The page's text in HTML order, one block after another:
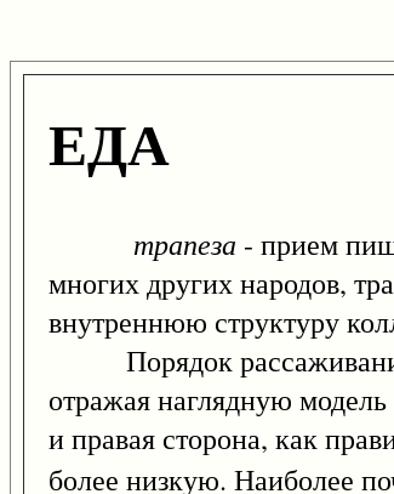
ЕДА
трапеза - прием
многих других народов,
внутреннюю структуру
Порядок рассаживания
отражая наглядную
и правая сторона, как
более низкую. Наиболее